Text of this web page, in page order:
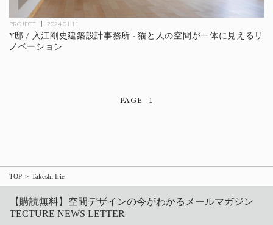
PROJECT 2024.01.11
Y邸 / 入江剛史建築設計事務所 - 猫と人の空間が一体に見えるリ
ノベーション
1
TOP Takeshi Irie
【購読無料】空間デザインの今がわかるメールマガジン
TECTURE NEWS LETTER